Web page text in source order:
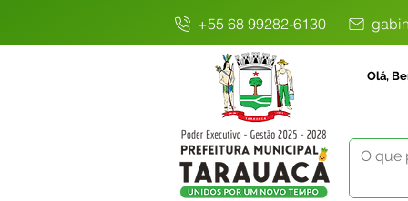
+55 68 99282-6130
Olá,